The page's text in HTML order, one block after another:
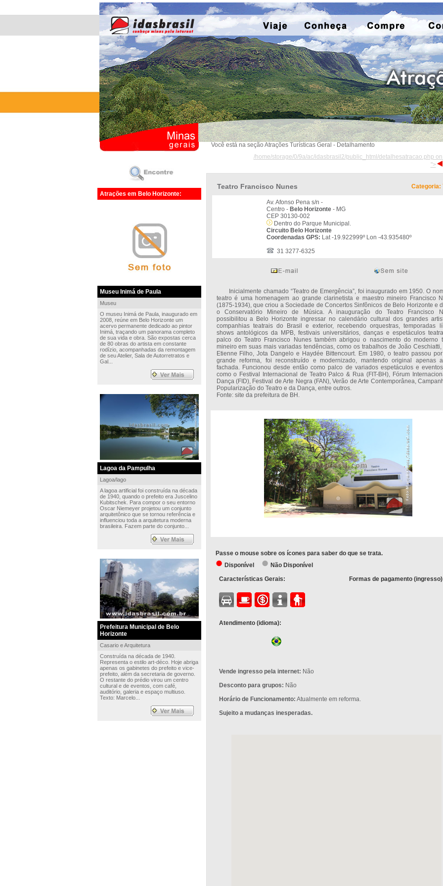
Atrações em Belo Horizonte:
Museu Inimá de Paula
Museu
O museu Inimá de Paula, inaugurado em
2008, reúne em Belo Horizonte um
acervo permanente dedicado ao pintor
Inimá, traçando um panorama completo
de sua vida e obra. São expostas cerca
de 80 obras do artista em constante
rodízio, acompanhadas da remontagem
de seu Atelier, Sala de Autorretratos e
Gal...
Lagoa da Pampulha
Lagoa/lago
A lagoa artificial foi construída na década
de 1940, quando o prefeito era Juscelino
Kubitschek. Para compor o seu entorno
Oscar Niemeyer projetou um conjunto
arquitetônico que se tornou referência e
influenciou toda a arquitetura moderna
brasileira. Fazem parte do conjunto...
Prefeitura Municipal de Belo
Horizonte
Casario e Arquitetura
Construída na década de 1940.
Representa o estilo art-déco. Hoje abriga
apenas os gabinetes do prefeito e vice-
prefeito, além da secretaria de governo.
O restante do prédio virou um centro
cultural e de eventos, com café,
auditório, galeria e espaço multiuso.
Texto: Marcelo...
Você está na seção Atrações Turísticas Geral - Detalhamento
/home/storage/0/9a/ac/idasbrasil2/public_html/detalhesatracao.php
">
Teatro Francisco Nunes Categoria:
Av. Afonso Pena s/n -
Centro - Belo Horizonte - MG
CEP 30130-002
Dentro do Parque Municipal.
Circuito Belo Horizonte
Coordenadas GPS: Lat -19.922999º Lon -43.935480º
31 3277-6325
Inicialmente chamado “Teatro de Emergência”, foi inaugurado em 1950. O
teatro é uma homenagem ao grande clarinetista e maestro mineiro Francisco
(1875-1934), que criou a Sociedade de Concertos Sinfônicos de Belo Horizonte e
o Conservatório Mineiro de Música. A inauguração do Teatro Francisco
possibilitou a Belo Horizonte ingressar no calendário cultural dos grandes
companhias teatrais do Brasil e exterior, recebendo orquestras, temporadas
shows antológicos da MPB, festivais universitários, danças e espetáculos
palco do Teatro Francisco Nunes também abrigou o nascimento do moderno
mineiro em suas mais variadas tendências, como os trabalhos de João Ceschiatti,
Etienne Filho, Jota Dangelo e Haydée Bittencourt. Em 1980, o teatro passou
grande reforma, foi reconstruído e modernizado, mantendo original apenas
fachada. Funcionou desde então como palco de variados espetáculos e
como o Festival Internacional de Teatro Palco & Rua (FIT-BH), Fórum
Dança (FID), Festival de Arte Negra (FAN), Verão de Arte Contemporânea,
Popularização do Teatro e da Dança, entre outros.
Fonte: site da prefeitura de BH.
Passe o mouse sobre os ícones para saber do que se trata.
Disponível
Não Disponível
Características Gerais:
Atendimento (idioma):
Formas de pagamento
Vende ingresso pela internet: Não
Desconto para grupos: Não
Horário de Funcionamento: Atualmente em reforma.
Sujeito a mudanças inesperadas.